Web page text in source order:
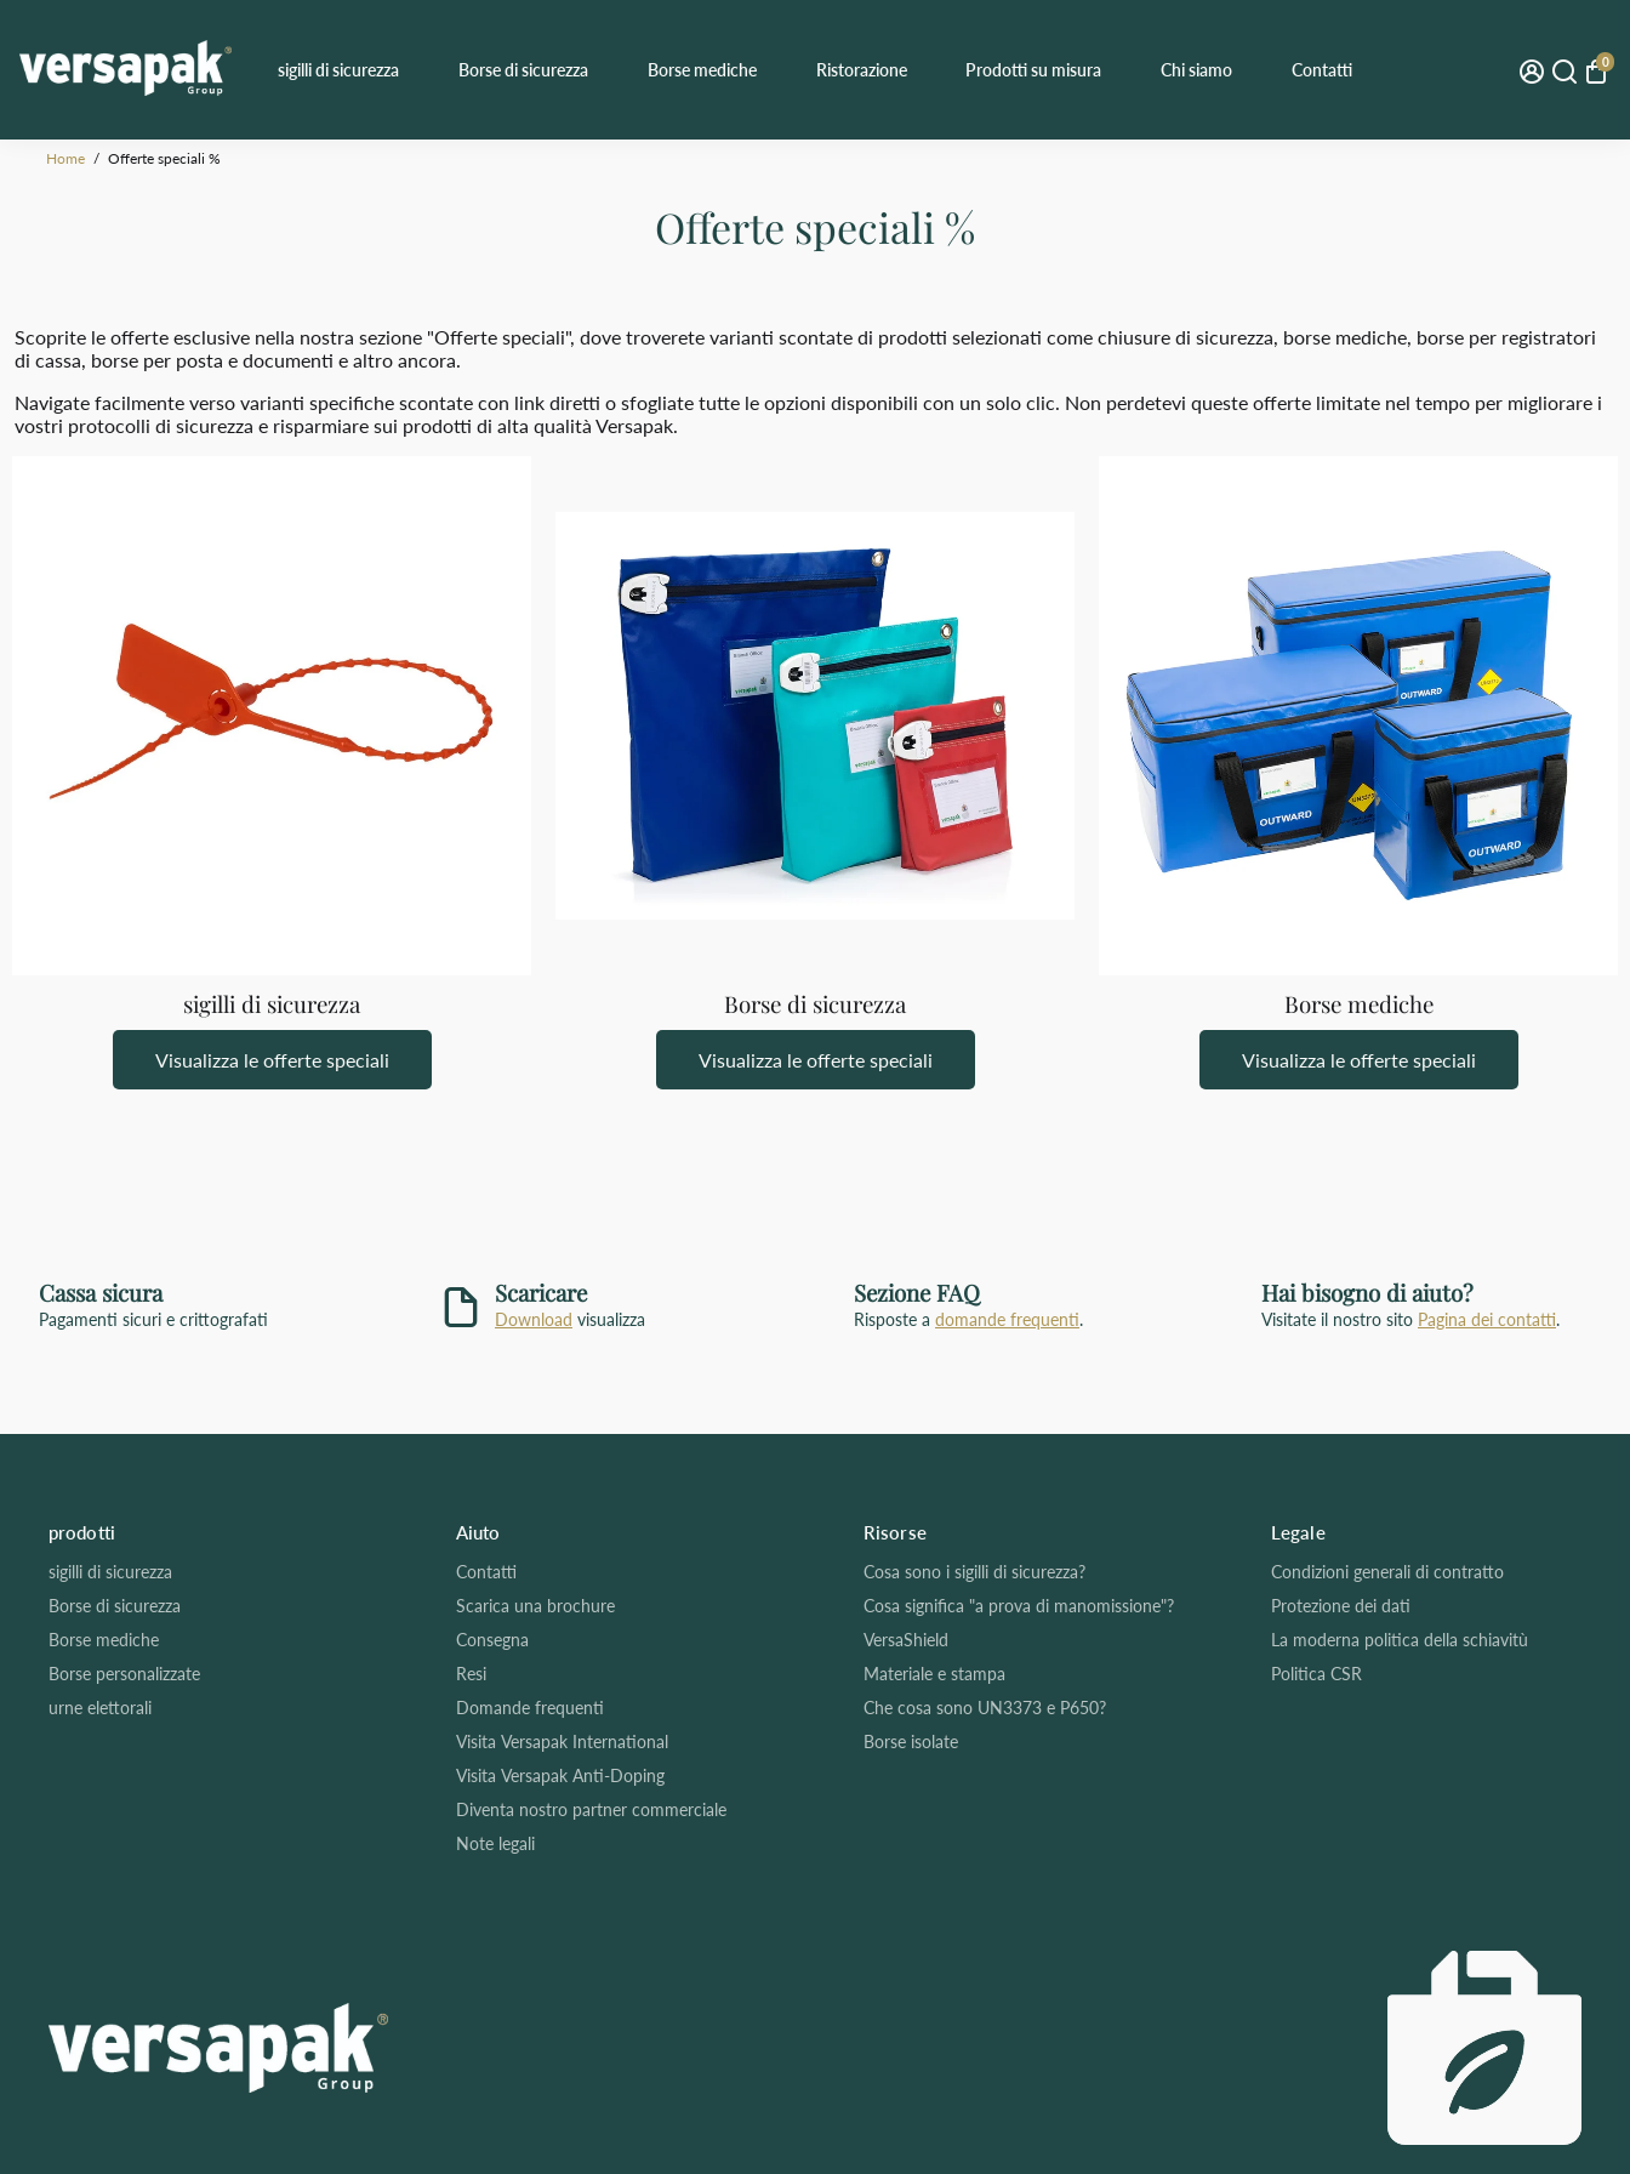
sigilli di sicurezza Borse di sicurezza Borse mediche Ristorazione Prodotti su misura Chi siamo Contatti 0
Home / Offerte speciali %
Offerte speciali %
Scoprite le offerte esclusive nella nostra sezione "Offerte speciali", dove troverete varianti scontate di prodotti selezionati come chiusure di sicurezza, borse mediche, borse per registratori
di cassa, borse per posta e documenti e altro ancora.
Navigate facilmente verso varianti specifiche scontate con link diretti o sfogliate tutte le opzioni disponibili con un solo clic. Non perdetevi queste offerte limitate nel tempo per migliorare i
vostri protocolli di sicurezza e risparmiare sui prodotti di alta qualità Versapak.
sigilli di sicurezza
Visualizza le offerte speciali
Borse di sicurezza
Visualizza le offerte speciali
Borse mediche
Visualizza le offerte speciali
Cassa sicura
Pagamenti sicuri e crittografati
Scaricare
Download visualizza
Sezione FAQ
Risposte a domande frequenti.
Hai bisogno di aiuto?
Visitate il nostro sito Pagina dei contatti.
prodotti
sigilli di sicurezza
Borse di sicurezza
Borse mediche
Borse personalizzate
urne elettorali
Aiuto
Contatti
Scarica una brochure
Consegna
Resi
Domande frequenti
Visita Versapak International
Visita Versapak Anti-Doping
Diventa nostro partner commerciale
Note legali
Risorse
Cosa sono i sigilli di sicurezza?
Cosa significa "a prova di manomissione"?
VersaShield
Materiale e stampa
Che cosa sono UN3373 e P650?
Borse isolate
Legale
Condizioni generali di contratto
Protezione dei dati
La moderna politica della schiavitù
Politica CSR